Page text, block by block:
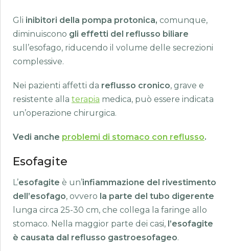
Gli inibitori della pompa protonica, comunque,
diminuiscono gli effetti del reflusso biliare
sull’esofago, riducendo il volume delle secrezioni
complessive.
Nei pazienti affetti da reflusso cronico, grave e
resistente alla terapia medica, può essere indicata
un’operazione chirurgica.
Vedi anche problemi di stomaco con reflusso.
Esofagite
L’esofagite è un’infiammazione del rivestimento
dell’esofago, ovvero la parte del tubo digerente
lunga circa 25-30 cm, che collega la faringe allo
stomaco. Nella maggior parte dei casi, l’esofagite
è causata dal reflusso gastroesofageo.